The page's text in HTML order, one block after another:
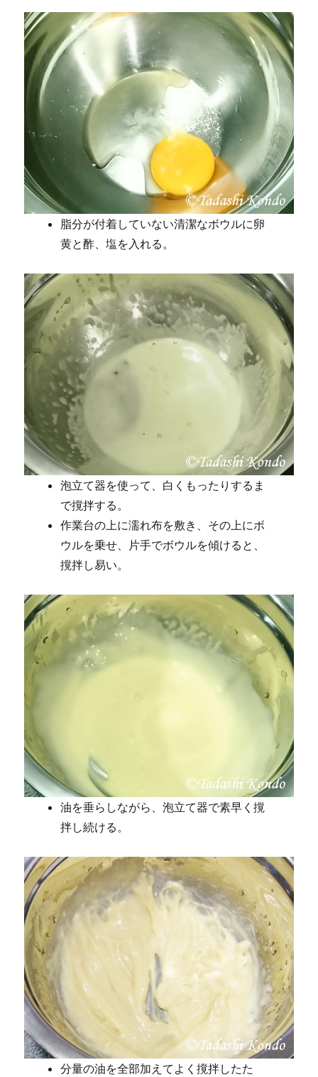
脂分が付着していない清潔なボウルに卵
黄と酢、塩を入れる。
泡立て器を使って、白くもったりするま
で撹拌する。
作業台の上に濡れ布を敷き、その上にボ
ウルを乗せ、片手でボウルを傾けると、
撹拌し易い。
油を垂らしながら、泡立て器で素早く撹
拌し続ける。
分量の油を全部加えてよく撹拌したた